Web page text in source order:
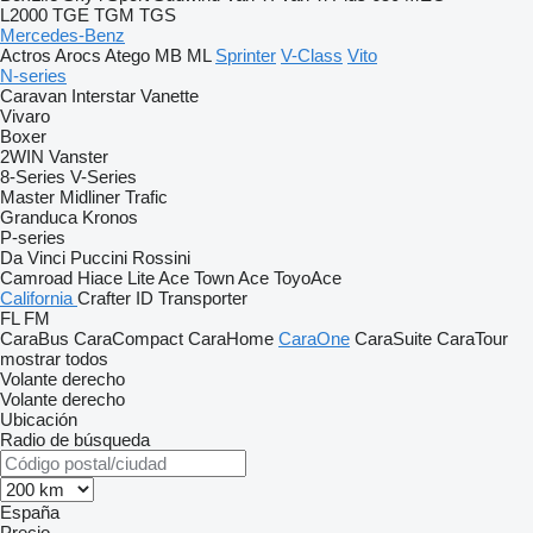
L2000 TGE TGM TGS
Mercedes-Benz
Actros Arocs Atego MB ML Sprinter V-Class Vito
N-series
Caravan Interstar Vanette
Vivaro
Boxer
2WIN Vanster
8-Series V-Series
Master Midliner Trafic
Granduca Kronos
P-series
Da Vinci Puccini Rossini
Camroad Hiace Lite Ace Town Ace ToyoAce
California Crafter ID Transporter
FL FM
CaraBus CaraCompact CaraHome CaraOne CaraSuite CaraTour
mostrar todos
Volante derecho
Volante derecho
Ubicación
Radio de búsqueda
España